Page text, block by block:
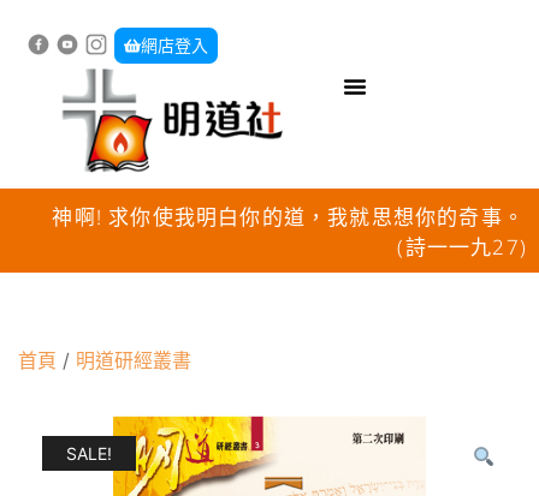
網店登入
神啊! 求你使我明白你的道，我就思想你的奇事。
(詩一一九27)
首頁 / 明道研經叢書
SALE!